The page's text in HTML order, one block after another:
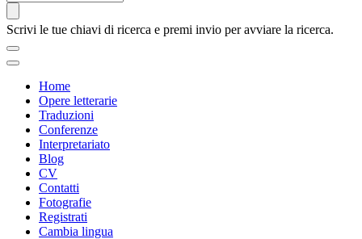
Scrivi le tue chiavi di ricerca e premi invio per avviare la ricerca.
Home
Opere letterarie
Traduzioni
Conferenze
Interpretariato
Blog
CV
Contatti
Fotografie
Registrati
Cambia lingua